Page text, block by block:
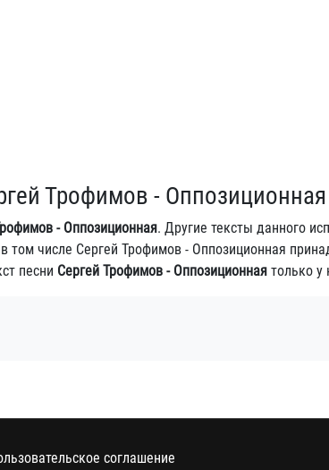
Трофимов - Оппозиционная
- Оппозиционная. Другие тексты данного
том числе Сергей Трофимов - Оппозиционная
песни Сергей Трофимов - Оппозиционная только у
соглашение